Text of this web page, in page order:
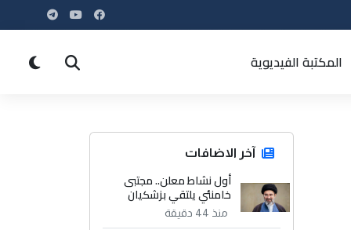
المكتبة الفيديوية
آخر الاضافات
أول نشاط معلن.. مجتبى
خامنئي يلتقي بزشكيان
منذ 44 دقيقة